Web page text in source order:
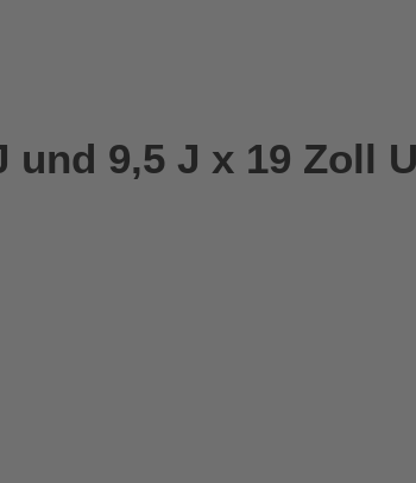
und 9,5 J x 19 Zoll